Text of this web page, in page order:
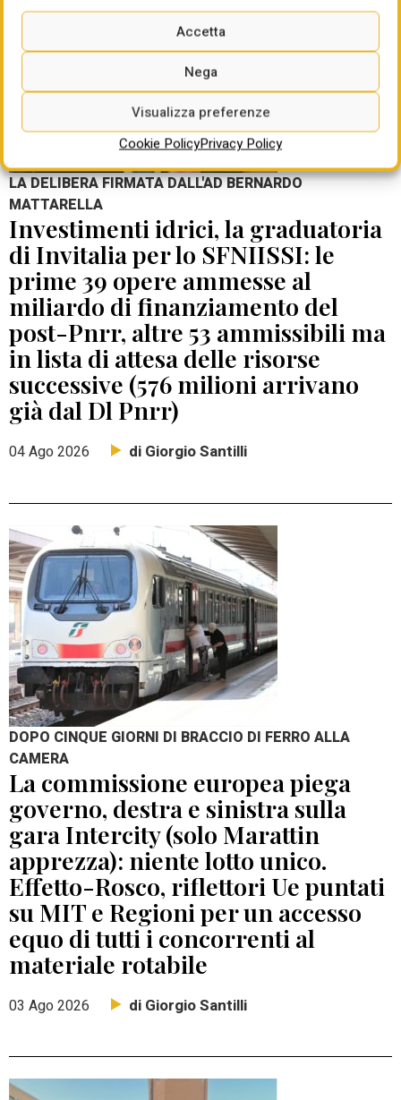
Accetta
Nega
Visualizza preferenze
Cookie PolicyPrivacy Policy
LA DELIBERA FIRMATA DALL'AD BERNARDO
MATTARELLA
Investimenti idrici, la graduatoria
di Invitalia per lo SFNIISSI: le
prime 39 opere ammesse al
miliardo di finanziamento del
post-Pnrr, altre 53 ammissibili ma
in lista di attesa delle risorse
successive (576 milioni arrivano
già dal Dl Pnrr)
04 Ago 2026 di Giorgio Santilli
DOPO CINQUE GIORNI DI BRACCIO DI FERRO ALLA
CAMERA
La commissione europea piega
governo, destra e sinistra sulla
gara Intercity (solo Marattin
apprezza): niente lotto unico.
Effetto-Rosco, riflettori Ue puntati
su MIT e Regioni per un accesso
equo di tutti i concorrenti al
materiale rotabile
03 Ago 2026 di Giorgio Santilli